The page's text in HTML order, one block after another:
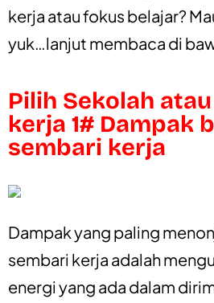
kerja atau fokus belajar?
yuk…lanjut membaca di
Pilih Sekolah
kerja 1# Dampak
sembari kerja
Dampak yang paling
sembari kerja adalah
energi yang ada dalam